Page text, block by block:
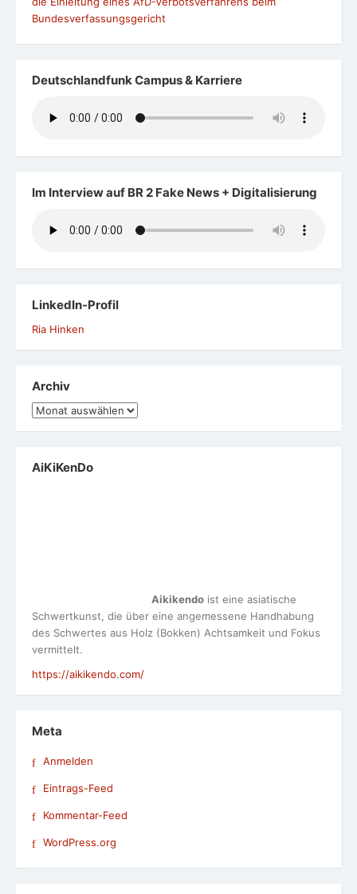
Bundesverfassungsgericht
Deutschlandfunk Campus & Karriere
Im Interview auf BR 2 Fake News + Digitalisierung
LinkedIn-Profil
Ria Hinken
Archiv
Archiv
AiKiKenDo
Aikikendo ist eine asiatische
Schwertkunst, die über eine angemessene Handhabung
des Schwertes aus Holz (Bokken) Achtsamkeit und Fokus
vermittelt.
https://aikikendo.com/
Meta
Anmelden
Eintrags-Feed
Kommentar-Feed
WordPress.org